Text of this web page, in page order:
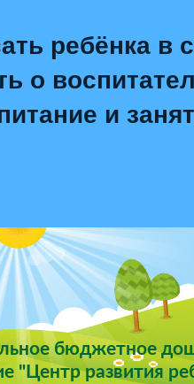
ребёнка в
о
и
бюджетное
"Центр развития